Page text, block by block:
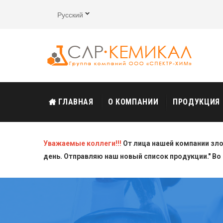
Русский
ГЛАВНАЯ О КОМПАНИИ ПРОДУКЦИЯ
Уважаемые коллеги!!! От лица нашей компании
день. Отправляю наш новый список продукции."